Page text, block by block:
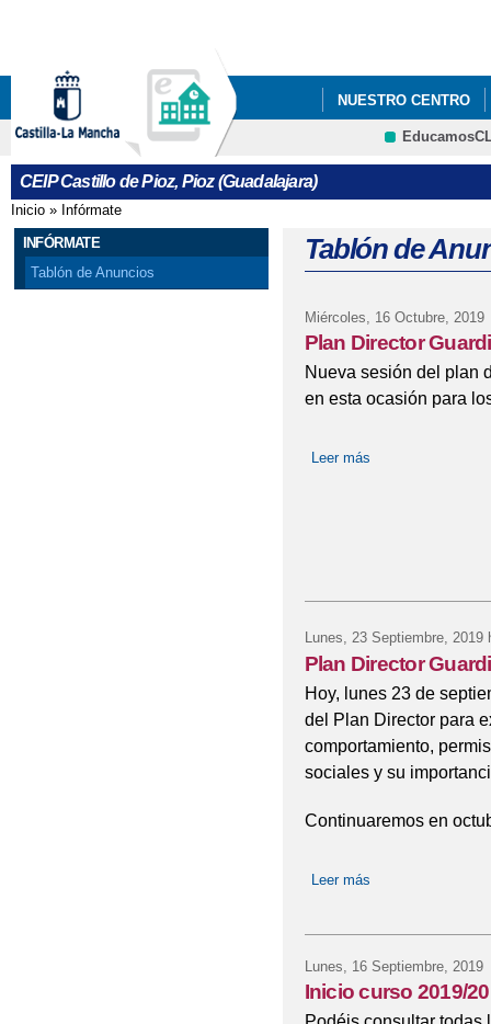
NUESTRO CENTRO
PROYECTO
CEIP Castillo de Pioz, Pioz (Guadalajara)
Se encuentra usted aquí
Inicio » Infórmate
INFÓRMATE
Tablón de Anuncios
Tablón de
Miércoles, 16 Octubre, 2019
Plan Director
Nueva sesión del plan
en esta ocasión para
Leer más
Lunes, 23 Septiembre, 2019
Plan Director
Hoy, lunes 23 de
del Plan Director para
comportamiento,
sociales y su
Continuaremos en
Leer más
Lunes, 16 Septiembre, 2019
Inicio curso 2019/